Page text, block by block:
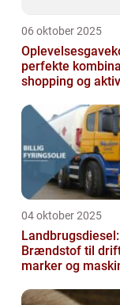
06 oktober 2025
perfekte
shopping og
04 oktober 2025
Landbrugsdiesel:
Brændstof til
marker og